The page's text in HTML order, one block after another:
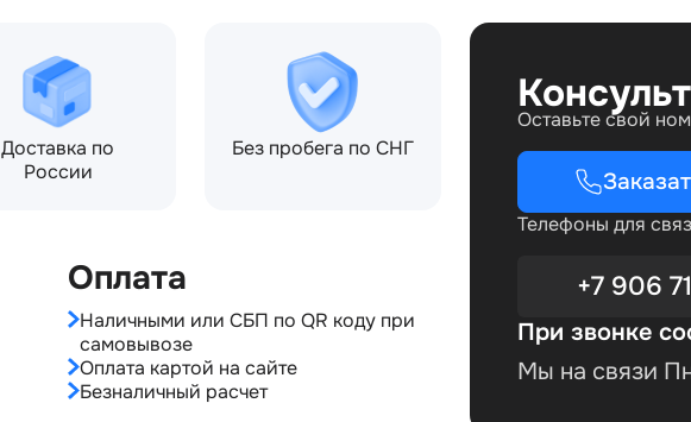
Доставка по
России
Без пробега по СНГ
Оплата
Наличными или СБП по QR коду при
самовывозе
Оплата картой на сайте
Безналичный расчет
Оставьте свой
Телефоны для
+7 906
При звонке
Мы на связи